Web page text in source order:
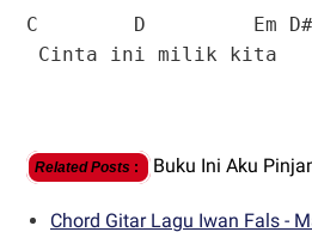
C D Em D# D
Cinta ini milik kita
Related Posts : Buku Ini Aku
Chord Gitar Lagu Iwan Fals -